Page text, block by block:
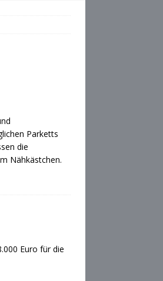
Parketts
die
Nähkästchen.
Euro für die